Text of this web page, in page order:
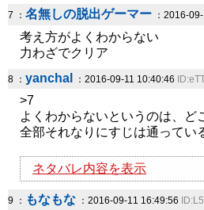
7 ： 名無しの脱出ゲーマー ：2016-
考え方がよくわからない
力わざでクリア
8 ： yanchal ：2016-09-11 10:40:46
>7
よくわからないというのは、ど
全部それなりにすじは通ってい
ネタバレ内容を表示
9 ： もなもな ：2016-09-11 16:49:56